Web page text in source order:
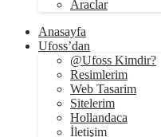
Araclar
Anasayfa
Ufoss’dan
@Ufoss Kimdir?
Resimlerim
Web Tasarim
Sitelerim
Hollandaca
İletişim